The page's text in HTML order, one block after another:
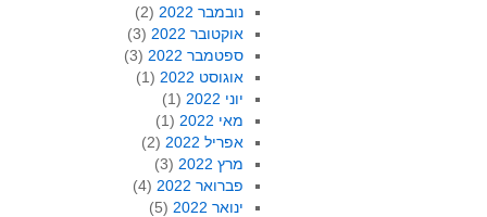
נובמבר 2022
(2)
אוקטובר 2022
(3)
ספטמבר 2022
(3)
אוגוסט 2022
(1)
יוני 2022
(1)
מאי 2022
(1)
אפריל 2022
(2)
מרץ 2022
(3)
פברואר 2022
(4)
ינואר 2022
(5)